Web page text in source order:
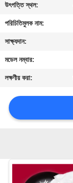
গুণমান
নিয়ন্ত্রণ
আমাদের
সাথে
একটি
অনুরোধ
উৎপত্তি স্থল:
পরিচিতিমুলক নাম:
সাক্ষ্যদান:
মডেল নম্বার:
লক্ষণীয় করা: